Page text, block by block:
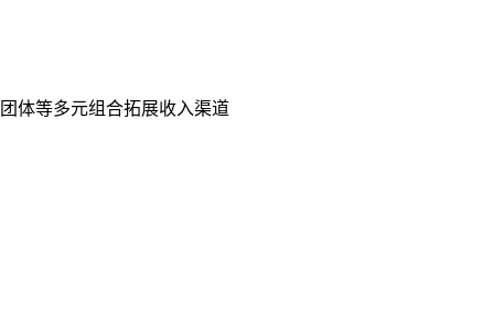
体等多元组合拓展收入渠道